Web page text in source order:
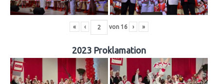
« ‹ von 16 › »
2023 Proklamation